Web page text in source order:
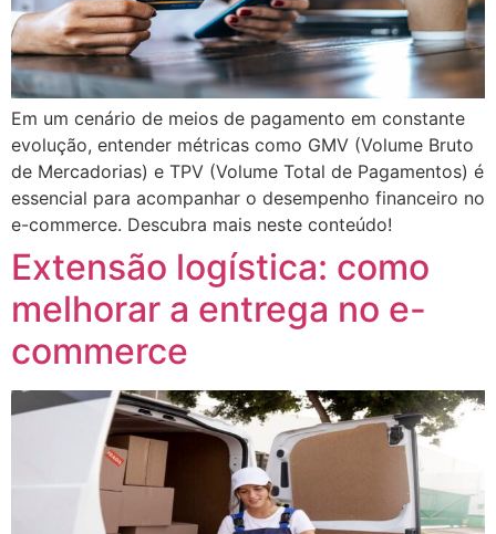
Em um cenário de meios de pagamento em constante
evolução, entender métricas como GMV (Volume Bruto
de Mercadorias) e TPV (Volume Total de Pagamentos) é
essencial para acompanhar o desempenho financeiro no
e-commerce. Descubra mais neste conteúdo!
Extensão logística: como
melhorar a entrega no e-
commerce